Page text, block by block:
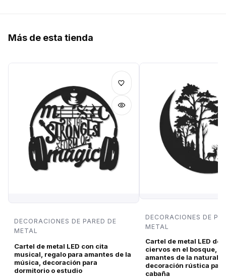
Más de esta tienda
DECORACIONES DE PARED DE
METAL
Cartel de metal LED con cita
musical, regalo para amantes de la
música, decoración para
dormitorio o estudio
DECORACIONES DE
METAL
Cartel de metal LED de
ciervos en el bosque,
amantes de la
decoración rústica
cabaña